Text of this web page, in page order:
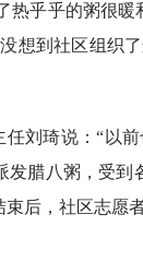
热乎乎的粥很
想到社区组织
刘琦说：“以
腊八粥，受到
后，社区志愿